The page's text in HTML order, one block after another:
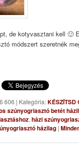
de kotyvasztani kell 🙂
módszert szeretnék
606 | Kategória:KÉSZÍTSD
szúnyogriasztó betét
,házi
házilag |